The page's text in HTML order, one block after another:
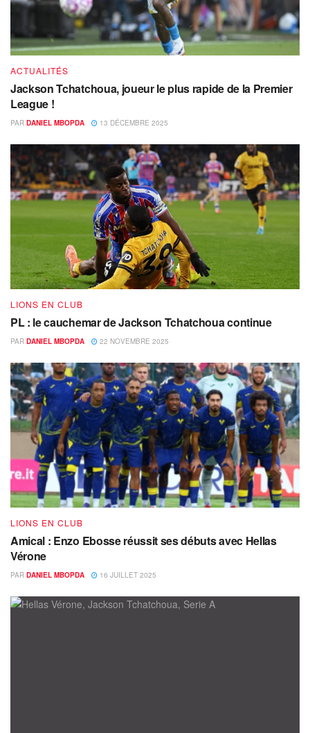
ACTUALITÉS
Jackson Tchatchoua, joueur le plus rapide de la Premier
League !
PAR DANIEL MBOPDA 13 DÉCEMBRE 2025
LIONS EN CLUB
PL : le cauchemar de Jackson Tchatchoua continue
PAR DANIEL MBOPDA 22 NOVEMBRE 2025
LIONS EN CLUB
Amical : Enzo Ebosse réussit ses débuts avec Hellas
Vérone
PAR DANIEL MBOPDA 16 JUILLET 2025